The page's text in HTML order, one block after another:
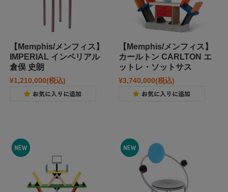
【Memphis/メンフィス】
IMPERIAL インペリアル
倉俣 史朗
¥1,210,000(税込)
【Memphis/メンフィス】
カールトン CARLTON エ
ットレ・ソットサス
¥3,740,000(税込)